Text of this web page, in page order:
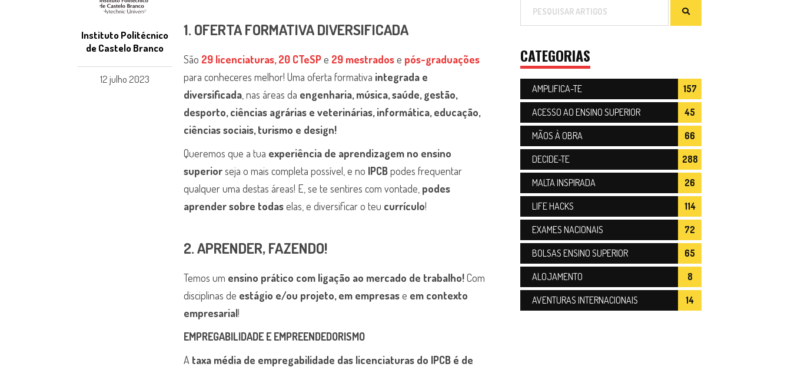
Instituto Politécnico
de Castelo Branco
12 julho 2023
1. OFERTA FORMATIVA DIVERSIFICADA
São 29 licenciaturas, 20 CTeSPe 29 mestradose pós-graduações
para conheceres melhor! Uma oferta formativa integrada e
diversificada , nas áreas da engenharia, música, saúde, gestão,
desporto, ciências agrárias e veterinárias, informática, educação,
ciências sociais, turismo e design!
Queremos que a tua experiência de aprendizagem no ensino
superiorseja o mais completa possível, e no IPCBpodes frequentar
qualquer uma destas áreas! E, se te sentires com vontade, podes
aprender sobre todaselas, e diversificar o teu currículo!
2. APRENDER, FAZENDO!
Temos um ensino prático com ligação ao mercado de trabalho!Com
disciplinas de estágio e/ou projeto, em empresase em contexto
empresarial!
EMPREGABILIDADE E EMPREENDEDORISMO
A taxa média de empregabilidade das licenciaturas do IPCB é de
CATEGORIAS
AMPLIFICA-TE
157
ACESSO AO ENSINO SUPERIOR
45
MÃOS À OBRA
66
DECIDE-TE
288
MALTA INSPIRADA
26
LIFE HACKS
114
EXAMES NACIONAIS
72
BOLSAS ENSINO SUPERIOR
65
ALOJAMENTO
8
AVENTURAS INTERNACIONAIS
14